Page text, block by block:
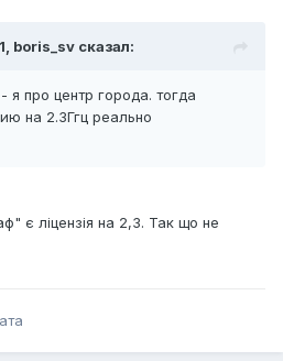
boris_sv сказал:
я про центр города. тогда
на 2.3Ггц реально
є ліцензія на 2,3. Так що не